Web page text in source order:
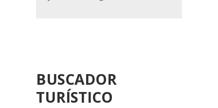
BUSCADOR
TURÍSTICO